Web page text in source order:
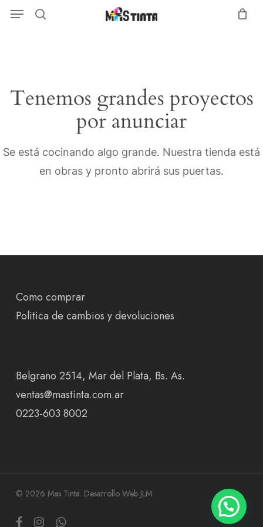
SkipMenu
Tenemos grandes proyectos
por anunciar
Se está cocinando algo grande. Nuestra tienda está
en obras y pronto abrirá sus puertas.
Como comprar
Politica de cambios y devoluciones
Belgrano 2514, Mar del Plata, Bs. As.
ventas@mastinta.com.ar
0223-603 8002
© 2026 Mas Tinta. Desarrollo Web JLM
facebookinstagramwhatsapp
Menu